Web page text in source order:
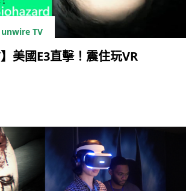
unwire TV
美國E3直擊！震住玩VR